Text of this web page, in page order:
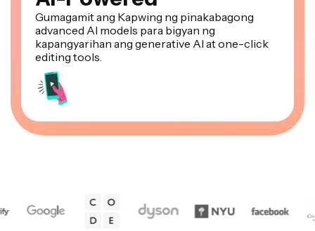
Gumagamit ang Kapwing ng pinakabagong
advanced AI models para bigyan ng
kapangyarihan ang generative AI at one-click
editing tools.